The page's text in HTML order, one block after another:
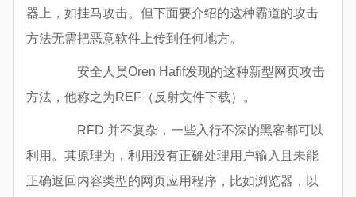
器上，如挂马攻击。但下面要介绍的这种霸道的攻击
方法无需把恶意软件上传到任何地方。
安全人员Oren Hafif发现的这种新型网页攻击
方法，他称之为REF（反射文件下载）。
RFD 并不复杂，一些入行不深的黑客都可以
利用。其原理为，利用没有正确处理用户输入且未能
正确返回内容类型的网页应用程序，比如浏览器，以